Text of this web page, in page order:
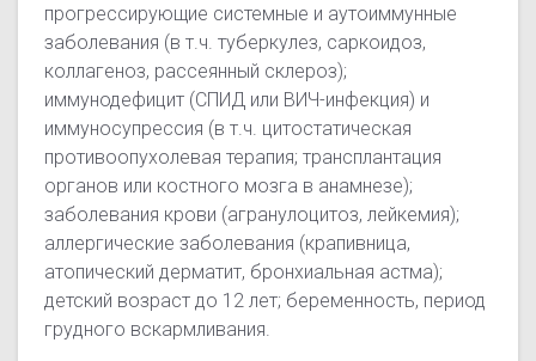
прогрессирующие системные и аутоиммунные
заболевания (в т.ч. туберкулез, саркоидоз,
коллагеноз, рассеянный склероз);
иммунодефицит (СПИД или ВИЧ-инфекция) и
иммуносупрессия (в т.ч. цитостатическая
противоопухолевая терапия; трансплантация
органов или костного мозга в анамнезе);
заболевания крови (агранулоцитоз, лейкемия);
аллергические заболевания (крапивница,
атопический дерматит, бронхиальная астма);
детский возраст до 12 лет; беременность, период
грудного вскармливания.